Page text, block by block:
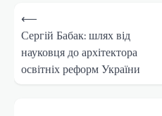
Навігація
записів
⟵
Сергій Бабак: шлях від
науковця до архітектора
освітніх реформ України